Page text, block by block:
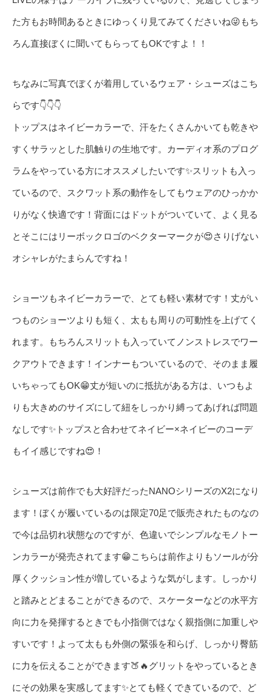
た方もお時間あるときにゆっくり見てみて くださいね😜もち
ろん直接ぼくに聞いてもらってもOKですよ！！
ちなみに写真でぼくが着用しているウェア・シューズはこち
らです👇👇👇
トップスはネイビーカラーで、汗をたくさんかいても乾きや
すくサラッとした肌触りの生地です。カーディオ系のプログ
ラムをやっている方にオススメしたいです✨スリットも入っ
ているので、スクワット系の動作をしてもウェアのひっかか
りがなく快適です！背面にはドットがついていて、よく見る
とそこにはリーボックロゴのベクターマークが😍さりげない
オシャレがたまらんですね！
ショーツもネイビーカラーで、とても軽い素材です！丈がい
つものショーツよりも短く、太もも周りの可動性を上げてく
れます。もちろんスリットも入っていてノンストレスでワー
クアウトできます！インナーもついているので、そのまま履
いちゃってもOK😁丈が短いのに抵抗がある方は、いつもよ
りも大きめのサイズにして紐をしっかり縛ってあげれば問題
なしです✨トップスと合わせてネイビー×ネイビーのコーデ
もイイ感じですね😍！
シューズは前作でも大好評だったNANOシリーズのX2になり
ます！ぼくが履いているのは限定70足で販売されたものなの
で今は品切れ状態なのですが、色違いでシンプルなモノトー
ンカラーが発売されてます😁こちらは前作よりもソールが分
厚くクッション性が増しているような気がします。しっかり
と踏みとどまることができるので、スケーターなどの水平方
向に力を発揮するときでも小指側ではなく親指側に加重しや
すいです！よって太もも外側の緊張を和らげ、しっかり臀筋
に力を伝えることができます🍑🔥グリットをやっているとき
にその効果を実感してます✨とても軽くできているので、ど